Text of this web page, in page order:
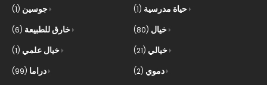
جوسين (1) حياة مدرسية (1)
خارق للطبيعة (6) خيال (80)
خيال علمي (1) خيالي (21)
دراما (99) دموي (2)